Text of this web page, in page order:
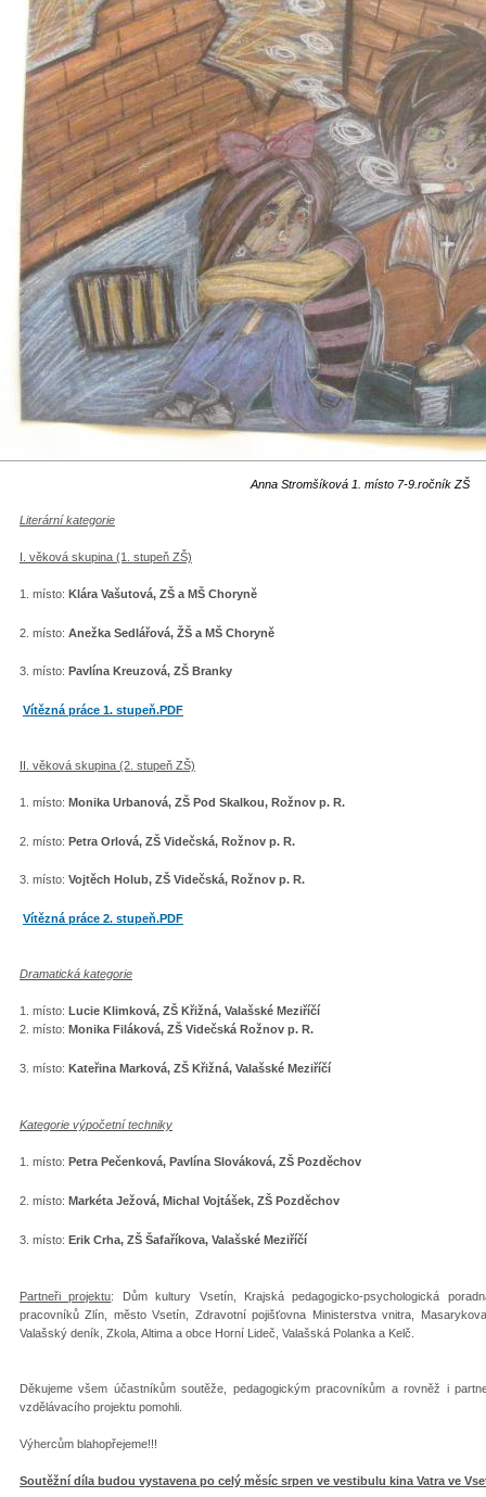
Anna Stromšíková 1. místo 7-9.ročník ZŠ
Literární kategorie
I. věková skupina (1. stupeň ZŠ)
1. místo: Klára Vašutová, ZŠ a MŠ Choryně
2. místo: Anežka Sedlářová, ŽŠ a MŠ Choryně
3. místo: Pavlína Kreuzová, ZŠ Branky
Vítězná práce 1. stupeň.PDF
II. věková skupina (2. stupeň ZŠ)
1. místo: Monika Urbanová, ZŠ Pod Skalkou, Rožnov p. R.
2. místo: Petra Orlová, ZŠ Videčská, Rožnov p. R.
3. místo: Vojtěch Holub, ZŠ Videčská, Rožnov p. R.
Vítězná práce 2. stupeň.PDF
Dramatická kategorie
1. místo: Lucie Klimková, ZŠ Křižná, Valašské Meziříčí
2. místo: Monika Filáková, ZŠ Videčská Rožnov p. R.
3. místo: Kateřina Marková, ZŠ Křižná, Valašské Meziříčí
Kategorie výpočetní techniky
1. místo: Petra Pečenková, Pavlína Slováková, ZŠ Pozděchov
2. místo: Markéta Ježová, Michal Vojtášek, ZŠ Pozděchov
3. místo: Erik Crha, ZŠ Šafaříkova, Valašské Meziříčí
Partneři projektu: Dům kultury Vsetín, Krajská pedagogicko-psychologická
pracovníků Zlín, město Vsetín, Zdravotní pojišťovna Ministerstva vnitra,
Valašský deník, Zkola, Altima a obce Horní Lideč, Valašská Polanka a Kelč.
Děkujeme všem účastníkům soutěže, pedagogickým pracovníkům a rovněž i
vzdělávacího projektu pomohli.
Výhercům blahopřejeme!!!
Soutěžní díla budou vystavena po celý měsíc srpen ve vestibulu kina Vatra ve